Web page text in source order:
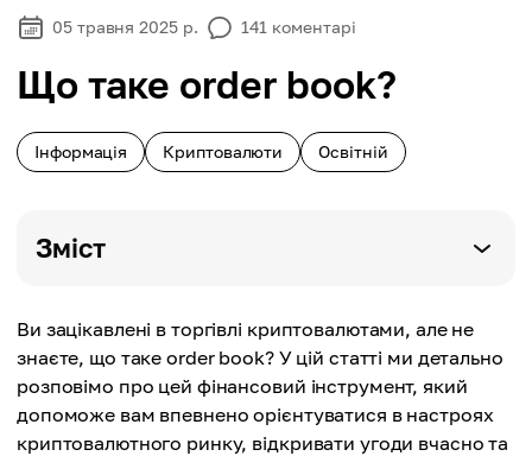
05 травня 2025 р. 141 коментарі
Що таке order book?
Інформація Криптовалюти Освітній
Зміст
Ви зацікавлені в торгівлі криптовалютами, але не
знаєте, що таке order book? У цій статті ми детально
розповімо про цей фінансовий інструмент, який
допоможе вам впевнено орієнтуватися в настроях
криптовалютного ринку, відкривати угоди вчасно та